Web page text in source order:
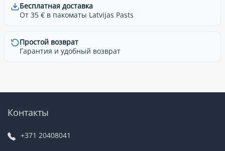
Бесплатная доставка
От 35 € в пакоматы Latvijas Pasts
Простой возврат
Гарантия и удобный возврат
Контакты
+371 20408041